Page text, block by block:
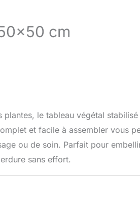
cm
plantes, le tableau végétal stabilisé
et facile à assembler vous
ou de soin. Parfait pour
sans effort.